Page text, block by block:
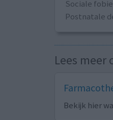
Sociale fobie
Postnatale
Lees meer
Bekijk hier